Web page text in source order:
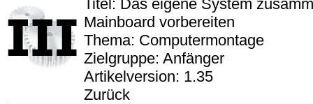
Titel: Das eigene System
Mainboard vorbereiten
Thema: Computermontage
Zielgruppe: Anfänger
Artikelversion: 1.35
Zurück